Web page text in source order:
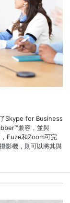
Skype for Business
兼容，並與
Fuze和Zoom可完
影機，則可以將其與